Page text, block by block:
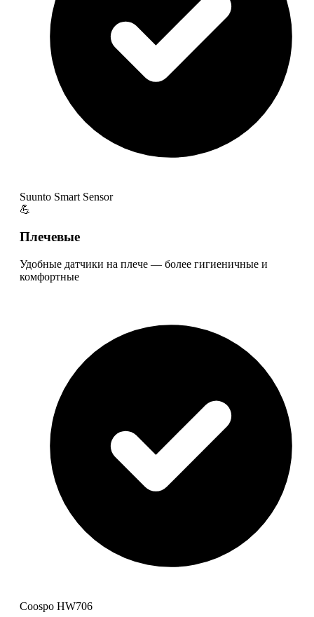
Suunto Smart Sensor
💪
Плечевые
Удобные датчики на плече — более гигиеничные и
комфортные
Coospo HW706